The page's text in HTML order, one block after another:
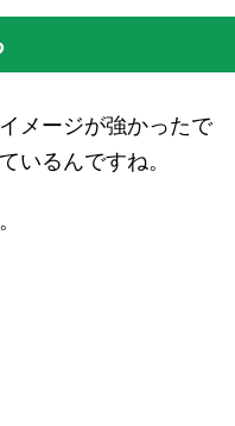
メージが強かったで
いるんですね。